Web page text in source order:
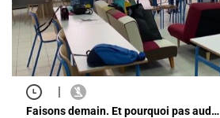
|
Faisons demain. Et pourquoi pas aud…